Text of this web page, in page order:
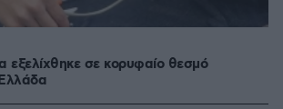
εξελίχθηκε σε κορυφαίο θεσμό